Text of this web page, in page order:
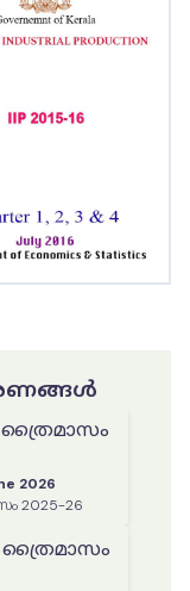
ത്രൈമാസം
2026
ത്രൈമാസം 2025-26
ത്രൈമാസം